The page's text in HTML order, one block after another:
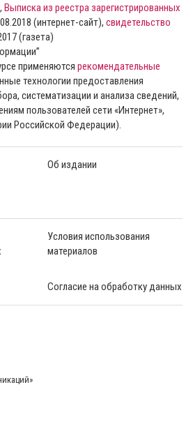
Выписка из реестра зарегистрированных
(интернет-сайт), свидетельство
(газета)
применяются рекомендательные
технологии предоставления
систематизации и анализа сведений,
пользователей сети «Интернет»,
Российской Федерации).
Об издании
Условия использования
материалов
Согласие на обработку данных